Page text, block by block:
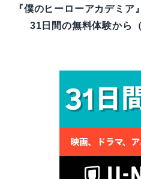
『僕のヒーローアカデミア
31日間の無料体験から